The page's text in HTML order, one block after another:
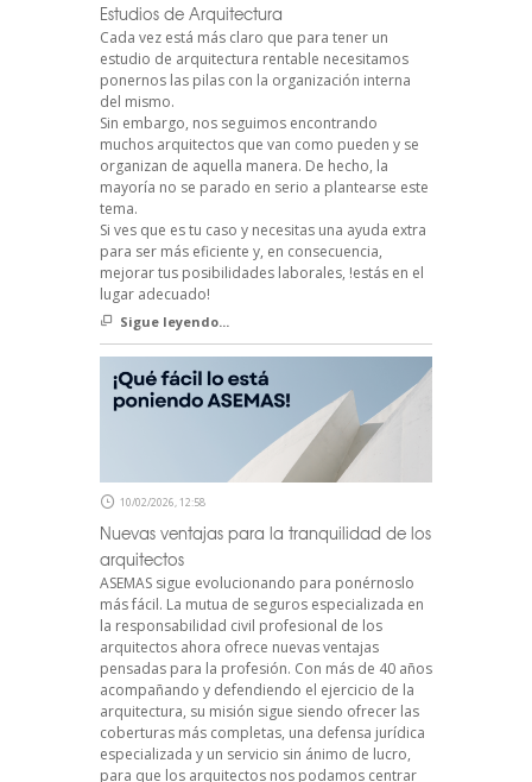
Estudios de Arquitectura
Cada vez está más claro que para tener un
estudio de arquitectura rentable necesitamos
ponernos las pilas con la organización interna
del mismo.
Sin embargo, nos seguimos encontrando
muchos arquitectos que van como pueden y se
organizan de aquella manera. De hecho, la
mayoría no se parado en serio a plantearse este
tema.
Si ves que es tu caso y necesitas una ayuda extra
para ser más eficiente y, en consecuencia,
mejorar tus posibilidades laborales, !estás en el
lugar adecuado!
Sigue leyendo...
10/02/2026, 12:58
Nuevas ventajas para la tranquilidad de los
arquitectos
ASEMAS sigue evolucionando para ponérnoslo
más fácil. La mutua de seguros especializada en
la responsabilidad civil profesional de los
arquitectos ahora ofrece nuevas ventajas
pensadas para la profesión. Con más de 40 años
acompañando y defendiendo el ejercicio de la
arquitectura, su misión sigue siendo ofrecer las
coberturas más completas, una defensa jurídica
especializada y un servicio sin ánimo de lucro,
para que los arquitectos nos podamos centrar